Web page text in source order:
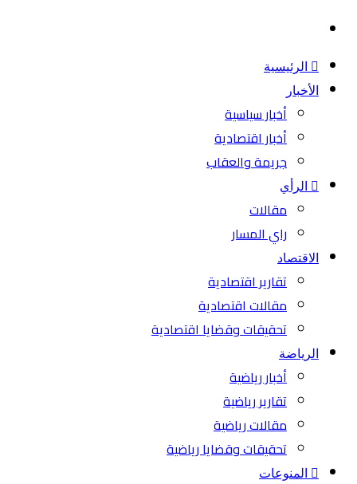
الرئيسية
الأخبار
أخبار سياسية
أخبار اقتصادية
جريمة والعقاب
الرأي
مقالات
راي المسار
الاقتصاد
تقارير اقتصادية
مقالات اقتصادية
تحقيقات وقضايا اقتصادية
الرياضة
أخبار رياضية
تقارير رياضية
مقالات رياضية
تحقيقات وقضايا رياضية
المنوعات